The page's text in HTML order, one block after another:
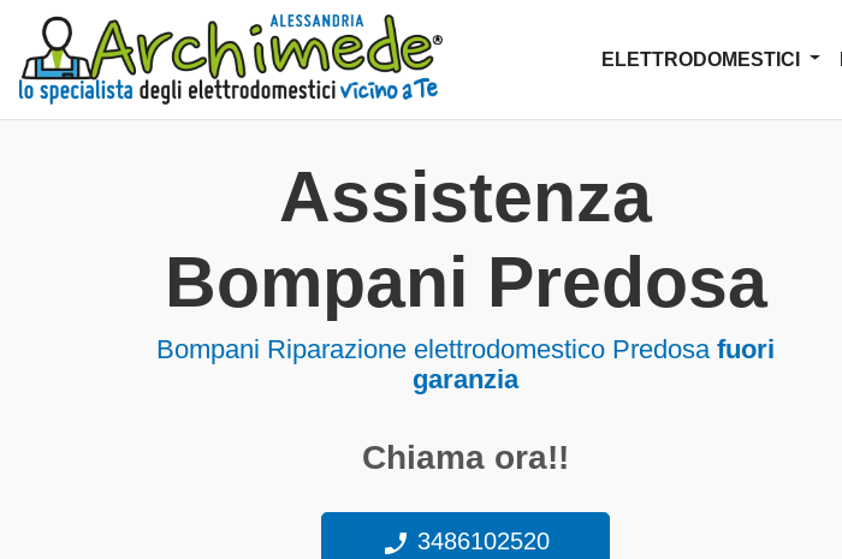
ELETTRODOMESTICI
Assistenza
Bompani Predosa
Bompani Riparazione elettrodomestico Predosa fuori
garanzia
Chiama ora!!
3486102520